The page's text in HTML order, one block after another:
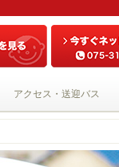
アクセス・送迎バス